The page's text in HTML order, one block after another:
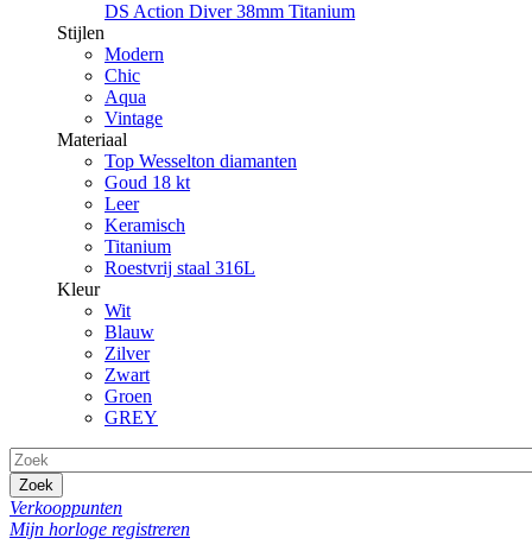
DS Action Diver 38mm Titanium
Stijlen
Modern
Chic
Aqua
Vintage
Materiaal
Top Wesselton diamanten
Goud 18 kt
Leer
Keramisch
Titanium
Roestvrij staal 316L
Kleur
Wit
Blauw
Zilver
Zwart
Groen
GREY
Zoek
Verkooppunten
Mijn horloge registreren